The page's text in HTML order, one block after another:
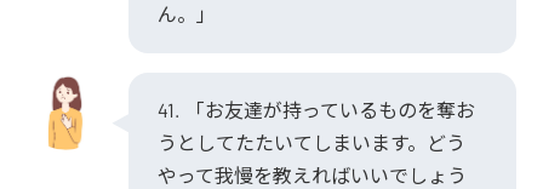
ん。」
41. 「お友達が持っているものを奪お
うとしてたたいてしまいます。どう
やって我慢を教えればいいでしょう